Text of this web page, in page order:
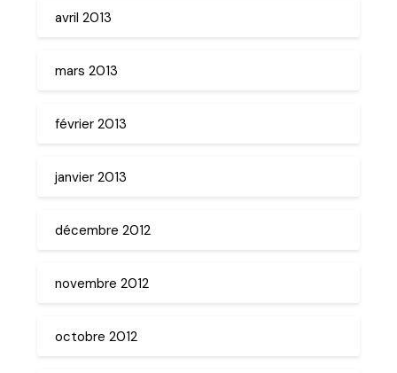
avril 2013
mars 2013
février 2013
janvier 2013
décembre 2012
novembre 2012
octobre 2012